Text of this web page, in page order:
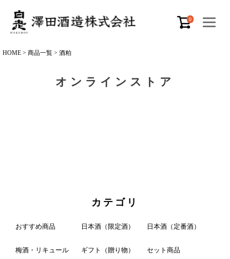
0
HOME 商品一覧 酒粕
オンラインストア
カテゴリ
おすすめ商品 日本酒（限定酒） 日本酒（定番酒）
梅酒・リキュール ギフト（贈り物） セット商品